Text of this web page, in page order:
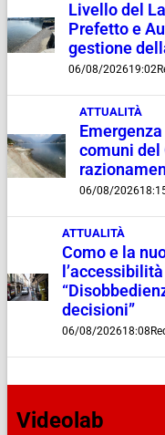
Livello del
Prefetto e
gestione
06/08/202619:02
ATTUALITÀ
comuni del
06/08/2026
ATTUALITÀ
Como e la
decisioni”
06/08/202618:08
Videolab